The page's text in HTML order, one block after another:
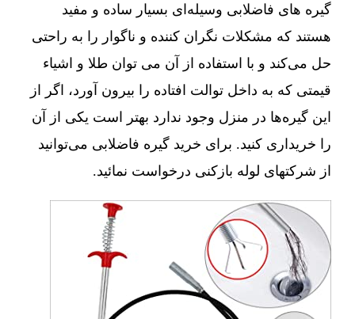
گیره های فاضلابی وسیله‌ای بسیار ساده و مفید
هستند که مشکلات نگران کننده و ناگوار را به راحتی
حل می‌کند و با استفاده از آن می توان طلا و اشیاء
قیمتی که به داخل توالت افتاده را بیرون آورد، اگر از
این گیره‌ها در منزل وجود ندارد بهتر است یکی از آن
را خریداری کنید. برای خرید گیره فاضلابی می‌توانید
از شرکتهای لوله بازکنی درخواست نمائید.